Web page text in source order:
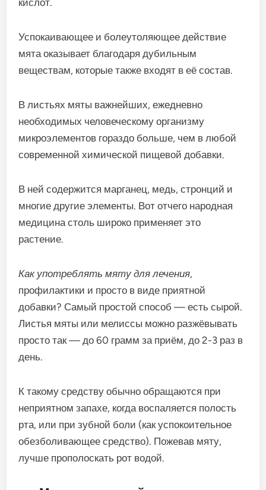
кислот.
Успокаивающее и болеутоляющее действие
мята оказывает благодаря дубильным
веществам, которые также входят в её состав.
В листьях мяты важнейших, ежедневно
необходимых человеческому организму
микроэлементов гораздо больше, чем в любой
современной химической пищевой добавки.
В ней содержится марганец, медь, стронций и
многие другие элементы. Вот отчего народная
медицина столь широко применяет это
растение.
Как употреблять мяту для лечения,
профилактики и просто в виде приятной
добавки? Самый простой способ — есть сырой.
Листья мяты или мелиссы можно разжёвывать
просто так — до 60 грамм за приём, до 2-3 раз в
день.
К такому средству обычно обращаются при
неприятном запахе, когда воспаляется полость
рта, или при зубной боли (как успокоительное
обезболивающее средство). Пожевав мяту,
лучше прополоскать рот водой.